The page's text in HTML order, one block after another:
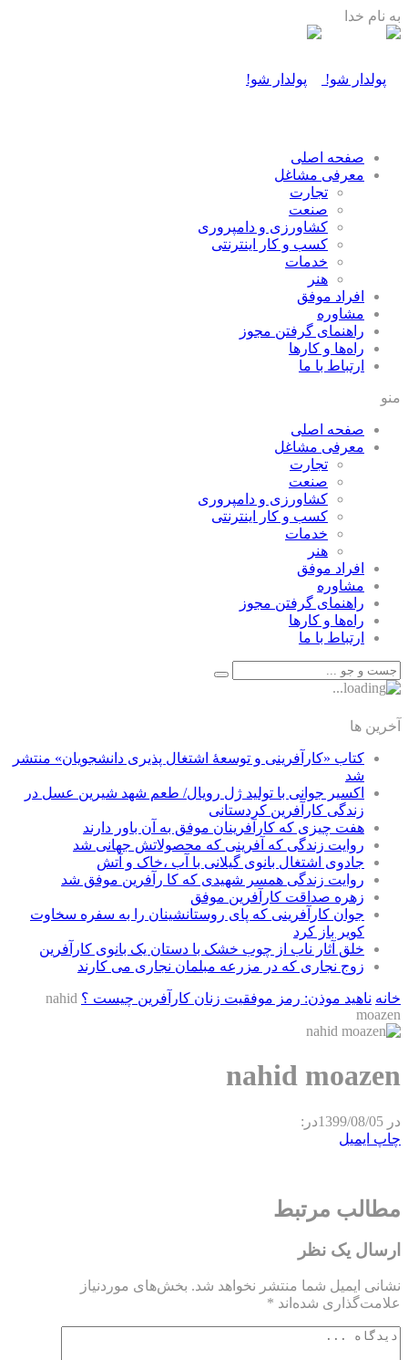
به نام خدا
صفحه اصلی
معرفی مشاغل
تجارت
صنعت
كشاورزی و دامپروری
كسب و كار اينترنتی
خدمات
هنر
افراد موفق
مشاوره
راهنمای گرفتن مجوز
راه‌ها و كارها
ارتباط با ما
منو
صفحه اصلی
معرفی مشاغل
تجارت
صنعت
كشاورزی و دامپروری
كسب و كار اينترنتی
خدمات
هنر
افراد موفق
مشاوره
راهنمای گرفتن مجوز
راه‌ها و كارها
ارتباط با ما
آخرین ها
کتاب «کارآفرینی و توسعۀ اشتغال پذیری دانشجویان» منتشر
شد
اکسیر جوانی با تولید ژل رویال/ طعم شهد شیرین عسل‌ در
زندگی کارآفرین کردستانی
هفت چیزی که کارآفرینان موفق به آن باور دارند
روایت زندگی که آفرینی که محصولاتش جهانی شد
جادوی اشتغال بانوی گیلانی با آب ،خاک و آتش
روایت زندگی همسر شهیدی که کا رآفرین موفق شد
زهره صداقت کارآفرین موفق
جوان کارآفرینی که پای روستانشینان را به سفره سخاوت
کویر باز کرد
خلق آثار ناب از چوب خشک با دستان یک بانوی کارآفرین
زوج نجاری که در مزرعه مبلمان نجاری می کارند
خانه ناهید موذن: رمز موفقیت زنان کارآفرین چیست ؟ nahid
moazen
nahid moazen
در 1399/08/05در:
چاپ ایمیل
مطالب مرتبط
ارسال یک نظر
نشانی ایمیل شما منتشر نخواهد شد. بخش‌های موردنیاز
علامت‌گذاری شده‌اند *